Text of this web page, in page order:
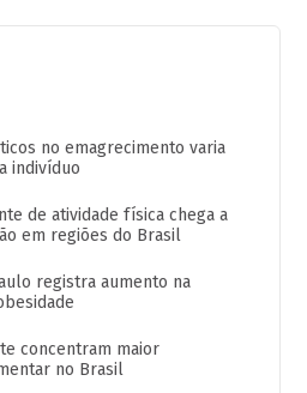
no emagrecimento varia
indivíduo
de atividade física chega a
em regiões do Brasil
registra aumento na
concentram maior
no Brasil